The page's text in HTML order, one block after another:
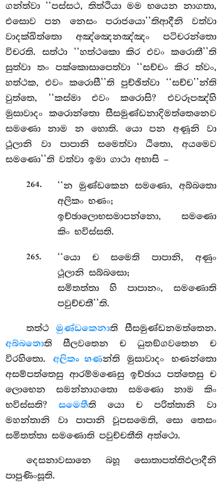
ගන්ත්වා ‘‘පස්සථ, තිත්ථියා මම භයෙන නාගතා,
එසොව පන නෙසං පරාජයො’’තිආදීනි වත්වා
වාදක්ඛිත්තො අඤ්ඤෙනඤ්ඤං පටිචරන්තො
විචරති. සත්ථා ‘‘හත්ථකො කිර එවං කරොතී’’ති
සුත්වා තං පක්කොසාපෙත්වා ‘‘සච්චං කිර ත්වං,
හත්ථක, එවං කරොසී’’ති පුච්ඡිත්වා ‘‘සච්ච’’න්ති
වුත්තෙ, ‘‘කස්මා එවං කරොසි? එවරූපඤ්හි
මුසාවාදං කරොන්තො සීසමුණ්ඩනාදිමත්තෙනෙව
සමණො නාම න හොති. යො පන අණූනි වා
ථූලානි වා පාපානි සමෙත්වා ඨිතො, අයමෙව
සමණො’’ති වත්වා ඉමා ගාථා අභාසි –
264.
‘‘න මුණ්ඩකෙන සමණො, අබ්බතො
අලිකං භණං;
ඉච්ඡාලොභසමාපන්නො, සමණො
කිං භවිස්සති.
265.
‘‘යො ච සමෙති පාපානි, අණුං
ථූලානි සබ්බසො;
සමිතත්තා හි පාපානං, සමණොති
පවුච්චතී’’ති.
තත්ථ මුණ්ඩකෙනාති සීසමුණ්ඩනමත්තෙන.
අබ්බතොති සීලවතෙන ච ධුතඞ්ගවතෙන ච
විරහිතො. අලිකං භණන්ති මුසාවාදං භණන්තො
අසම්පත්තෙසු ආරම්මණෙසු ඉච්ඡාය පත්තෙසු ච
ලොභෙන සමන්නාගතො සමණො නාම කිං
භවිස්සති?සමෙතීති යො ච පරිත්තානි වා
මහන්තානි වා පාපානි වූපසමෙති, සො තෙසං
සමිතත්තා සමණොති පවුච්චතීති අත්ථො.
දෙසනාවසානෙ බහූ සොතාපත්තිඵලාදීනි
පාපුණිංසූති.